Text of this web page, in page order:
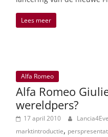
Lees meer
Alfa Romeo
Alfa Romeo
wereldpers?
17 april 2010
marktintroductie,